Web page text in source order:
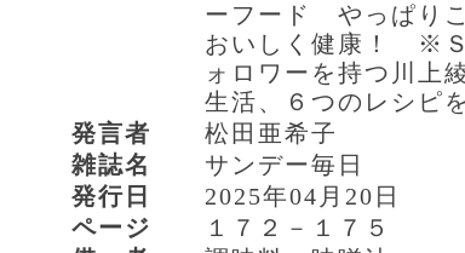
ーフード やっぱり
おいしく健康！ ※Ｓ
ォロワーを持つ川上
生活、６つのレシピ
発言者
松田亜希子
雑誌名
サンデー毎日
発行日
2025年04月20日
ページ
１７２－１７５